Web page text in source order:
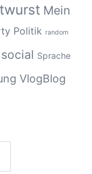
Mein
Politik random
social Sprache
VlogBlog